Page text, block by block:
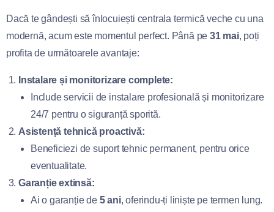
Dacă te gândești să înlocuiești centrala termică veche cu una
modernă, acum este momentul perfect. Până pe 31 mai, poți
profita de următoarele avantaje:
Instalare și monitorizare complete:
Include servicii de instalare profesională și monitorizare
24/7 pentru o siguranță sporită.
Asistență tehnică proactivă:
Beneficiezi de suport tehnic permanent, pentru orice
eventualitate.
Garanție extinsă:
Ai o garanție de 5 ani, oferindu-ți liniște pe termen lung.